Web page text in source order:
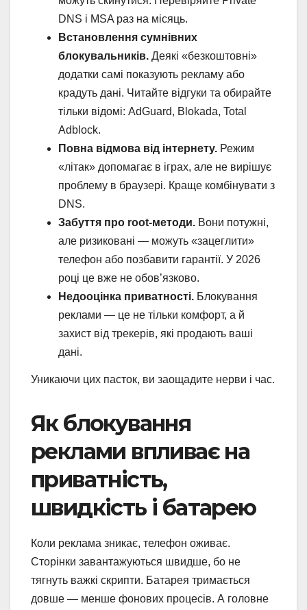
DNS і MSA раз на місяць.
Встановлення сумнівних
блокувальників. Деякі «безкоштовні»
додатки самі показують рекламу або
крадуть дані. Читайте відгуки та обирайте
тільки відомі: AdGuard, Blokada, Total
Adblock.
Повна відмова від інтернету. Режим
«літак» допомагає в іграх, але не вирішує
проблему в браузері. Краще комбінувати з
DNS.
Забуття про root-методи. Вони потужні,
але ризиковані — можуть «зацеглити»
телефон або позбавити гарантії. У 2026
році це вже не обов’язково.
Недооцінка приватності. Блокування
реклами — це не тільки комфорт, а й
захист від трекерів, які продають ваші
дані.
Уникаючи цих пасток, ви заощадите нерви і час.
Як блокування
реклами впливає на
приватність,
швидкість і батарею
Коли реклама зникає, телефон оживає.
Сторінки завантажуються швидше, бо не
тягнуть важкі скрипти. Батарея тримається
довше — менше фонових процесів. А головне